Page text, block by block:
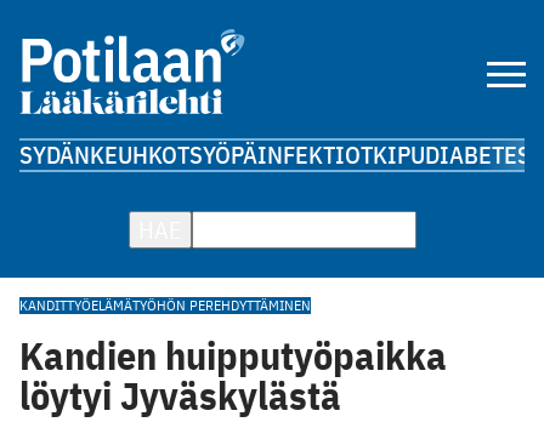
SYDÄNKEUHKOTSYÖPÄINFEKTIOTKIPUDIABETES
KANDITTYÖELÄMÄTYÖHÖN PEREHDYTTÄMINEN
Kandien huipputyöpaikka
löytyi Jyväskylästä